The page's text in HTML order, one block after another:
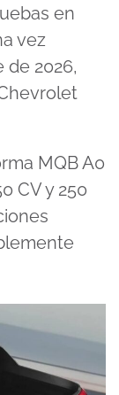
en
vez
de 2026,
MQB A0
CV y 250